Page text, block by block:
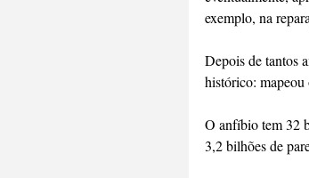
exemplo, na
Depois de tantos
histórico: mapeou
O anfíbio tem 32
3,2 bilhões de